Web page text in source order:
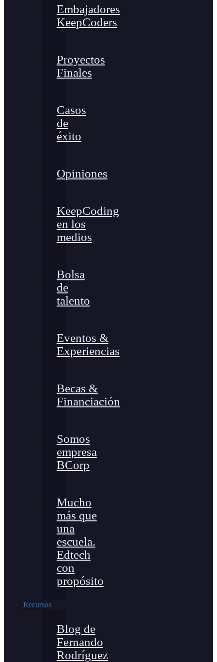
Embajadores
KeepCoders
Proyectos
Finales
Casos
de
éxito
Opiniones
KeepCoding
en los
medios
Bolsa
de
talento
Eventos &
Experiencias
Becas &
Financiación
Somos
empresa
BCorp
Mucho
más que
una
escuela.
Edtech
con
propósito
Recursos
Blog de
Fernando
Rodríguez